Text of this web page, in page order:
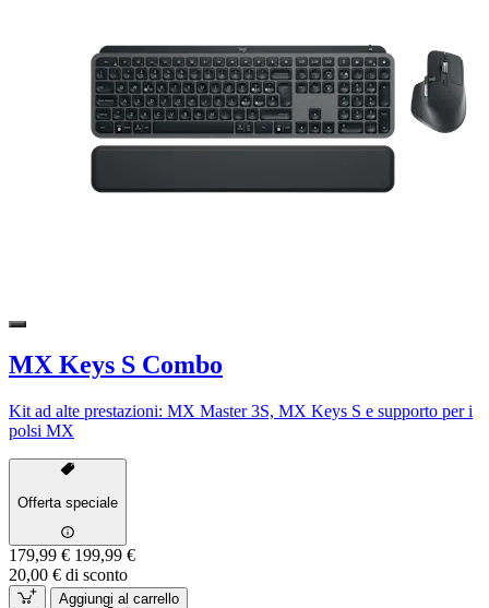
MX Keys S Combo
Kit ad alte prestazioni: MX Master 3S, MX Keys S e supporto per i
polsi MX
Offerta speciale
179,99 € 199,99 €
20,00 € di sconto
Aggiungi al carrello